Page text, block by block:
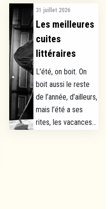
31 juillet 2026
Les meilleures
cuites
littéraires
L’été, on boit. On
boit aussi le reste
de l’année, d’ailleurs,
mais l’été a ses
rites, les vacances...